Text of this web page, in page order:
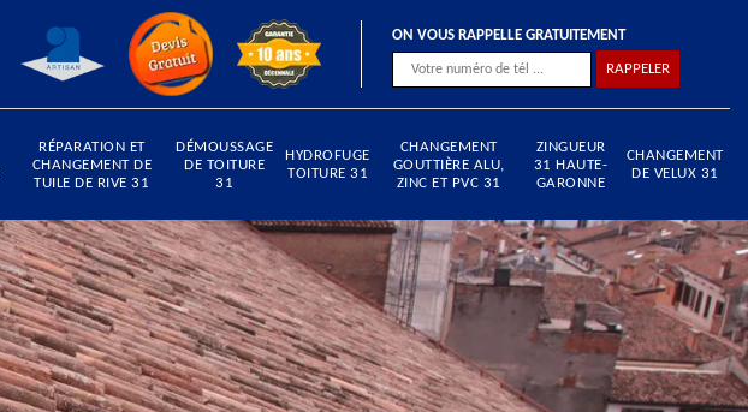
ON VOUS RAPPELLE GRATUITEMENT
RÉPARATION ET
CHANGEMENT DE
TUILE DE RIVE 31
DÉMOUSSAGE
DE TOITURE
31
HYDROFUGE
TOITURE 31
CHANGEMENT
GOUTTIÈRE ALU,
ZINC ET PVC 31
ZINGUEUR
31 HAUTE-
GARONNE
CHANGEMENT
DE VELUX 31